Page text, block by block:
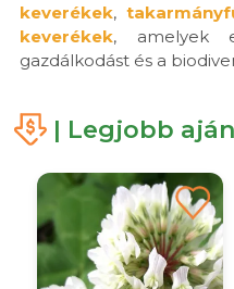
keverékek,
keverékek, amelyek
gazdálkodást és a
| Legjobb